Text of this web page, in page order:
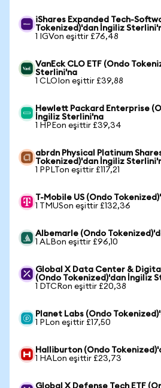
iShares Expanded Tech-
Tokenized)'dan İngiliz
1 IGVon eşittir £76,48
VanEck CLO ETF (Ondo
Sterlini'na
1 CLOIon eşittir £39,88
Hewlett Packard Enterprise
İngiliz Sterlini'na
1 HPEon eşittir £39,34
abrdn Physical Platinum
Tokenized)'dan İngiliz
1 PPLTon eşittir £117,21
T-Mobile US (Ondo
1 TMUSon eşittir £132,36
Albemarle (Ondo
1 ALBon eşittir £96,10
Global X Data Center &
(Ondo Tokenized)'dan İngiliz
1 DTCRon eşittir £20,38
Planet Labs (Ondo
1 PLon eşittir £17,50
Halliburton (Ondo
1 HALon eşittir £23,73
Global X Defense Tech ETF